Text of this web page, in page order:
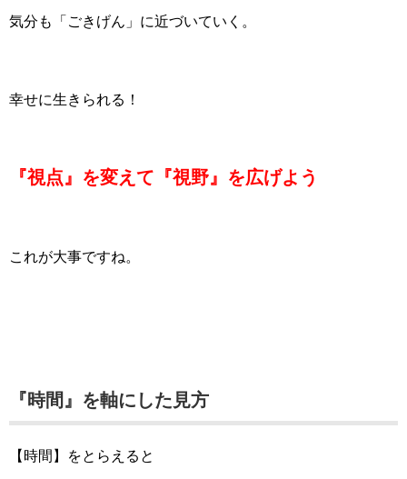
気分も「ごきげん」に近づいていく。
幸せに生きられる！
『視点』を変えて『視野』を広げよう
これが大事ですね。
『時間』を軸にした見方
【時間】をとらえると